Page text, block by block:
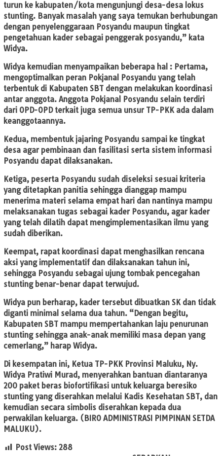
turun ke kabupaten/kota mengunjungi desa-desa lokus
stunting. Banyak masalah yang saya temukan berhubungan
dengan penyelenggaraan Posyandu maupun tingkat
pengetahuan kader sebagai penggerak posyandu,” kata
Widya.
Widya kemudian menyampaikan beberapa hal : Pertama,
mengoptimalkan peran Pokjanal Posyandu yang telah
terbentuk di Kabupaten SBT dengan melakukan koordinasi
antar anggota. Anggota Pokjanal Posyandu selain terdiri
dari OPD-OPD terkait juga semua unsur TP-PKK ada dalam
keanggotaannya.
Kedua, membentuk jajaring Posyandu sampai ke tingkat
desa agar pembinaan dan fasilitasi serta sistem informasi
Posyandu dapat dilaksanakan.
Ketiga, peserta Posyandu sudah diseleksi sesuai kriteria
yang ditetapkan panitia sehingga dianggap mampu
menerima materi selama empat hari dan nantinya mampu
melaksanakan tugas sebagai kader Posyandu, agar kader
yang telah dilatih dapat mengimplementasikan ilmu yang
sudah diberikan.
Keempat, rapat koordinasi dapat menghasilkan rencana
aksi yang implementatif dan dilaksanakan tahun ini,
sehingga Posyandu sebagai ujung tombak pencegahan
stunting benar-benar dapat terwujud.
Widya pun berharap, kader tersebut dibuatkan SK dan tidak
diganti minimal selama dua tahun. “Dengan begitu,
Kabupaten SBT mampu mempertahankan laju penurunan
stunting sehingga anak-anak memiliki masa depan yang
cemerlang,” harap Widya.
Di kesempatan ini, Ketua TP-PKK Provinsi Maluku, Ny.
Widya Pratiwi Murad, menyerahkan bantuan diantaranya
200 paket beras biofortifikasi untuk keluarga beresiko
stunting yang diserahkan melalui Kadis Kesehatan SBT, dan
kemudian secara simbolis diserahkan kepada dua
perwakilan keluarga. (BIRO ADMINISTRASI PIMPINAN SETDA
MALUKU).
Post Views: 288